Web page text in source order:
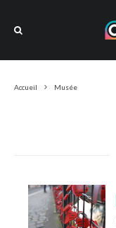
Accueil Musée